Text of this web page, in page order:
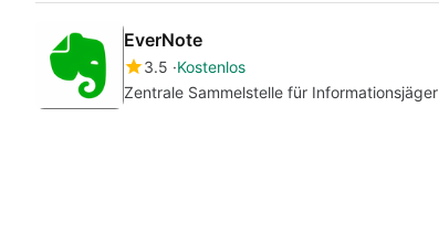
EverNote
3.5 Kostenlos
Zentrale Sammelstelle für Informationsjäger